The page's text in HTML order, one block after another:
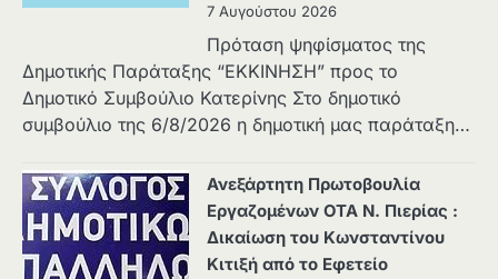
7 Αυγούστου 2026
Πρόταση ψηφίσματος της
Δημοτικής Παράταξης “ΕΚΚΙΝΗΣΗ” προς το
Δημοτικό Συμβούλιο Κατερίνης Στο δημοτικό
συμβούλιο της 6/8/2026 η δημοτική μας παράταξη…
Ανεξάρτητη Πρωτοβουλία
Εργαζομένων ΟΤΑ Ν. Πιερίας :
Δικαίωση του Κωνσταντίνου
Κιτιξή από το Εφετείο